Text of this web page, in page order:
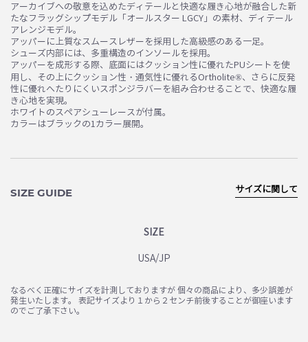
アーカイブへの敬意を込めたディテールと快適な履き心地が融合した新
たなフラッグシップモデル「オールスター LGCY」の素材、ディテール
アレンジモデル。
アッパーに上質なスムースレザーを採用した高級感のある一足。
シューズ内部には、多重構造のインソールを採用。
アッパーを成形する際、底面にはクッション性に優れたPUシートを使
用し、その上にクッション性・通気性に優れるOrtholite®、さらに反発
性に優れへたりにくいスポンジラバーを組み合わせることで、快適な履
き心地を実現。
ホワイトのスペアシューレースが付属。
カラーはブラックの1カラー展開。
SIZE GUIDE
SIZE
USA/JP
サイズに関して
なるべく正確にサイズを計測しておりますが 個々の商品により、多少誤差が
発生いたします。 表記サイズより１から２センチ前後することが御座います
のでご了承下さい。